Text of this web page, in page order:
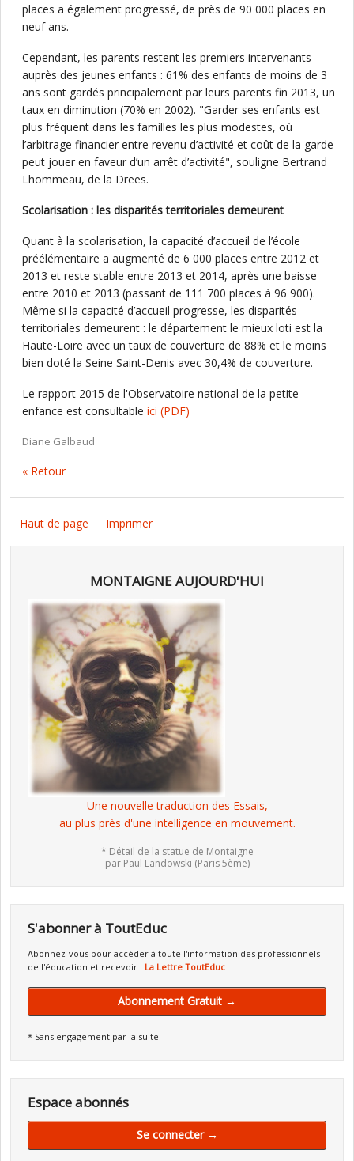
places a également progressé, de près de 90 000 places en
neuf ans.
Cependant, les parents restent les premiers intervenants
auprès des jeunes enfants : 61% des enfants de moins de 3
ans sont gardés principalement par leurs parents fin 2013, un
taux en diminution (70% en 2002). "Garder ses enfants est
plus fréquent dans les familles les plus modestes, où
l’arbitrage financier entre revenu d’activité et coût de la garde
peut jouer en faveur d’un arrêt d’activité", souligne Bertrand
Lhommeau, de la Drees.
Scolarisation : les disparités territoriales demeurent
Quant à la scolarisation, la capacité d’accueil de l’école
préélémentaire a augmenté de 6 000 places entre 2012 et
2013 et reste stable entre 2013 et 2014, après une baisse
entre 2010 et 2013 (passant de 111 700 places à 96 900).
Même si la capacité d’accueil progresse, les disparités
territoriales demeurent : le département le mieux loti est la
Haute-Loire avec un taux de couverture de 88% et le moins
bien doté la Seine Saint-Denis avec 30,4% de couverture.
Le rapport 2015 de l'Observatoire national de la petite
enfance est consultable ici (PDF)
Diane Galbaud
« Retour
Haut de page Imprimer
MONTAIGNE AUJOURD'HUI
Une nouvelle traduction des Essais,
au plus près d'une intelligence en mouvement.
* Détail de la statue de Montaigne
par Paul Landowski (Paris 5ème)
S'abonner à ToutEduc
Abonnez-vous pour accéder à toute l'information des professionnels
de l'éducation et recevoir : La Lettre ToutEduc
Abonnement Gratuit →
* Sans engagement par la suite.
Espace abonnés
Se connecter →